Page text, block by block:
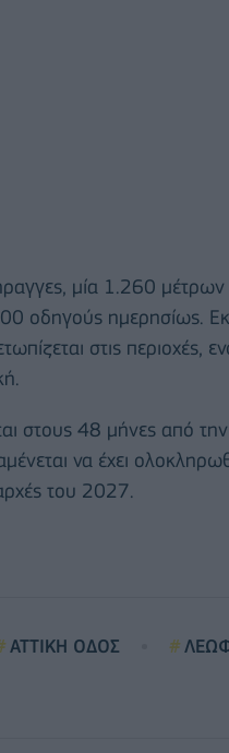
μία 1.260
οδηγούς ημερησίως.
στις περιοχές,
στους 48 μήνες από
να έχει
του 2027.
ΑΤΤΙΚΗ ΟΔΟΣ